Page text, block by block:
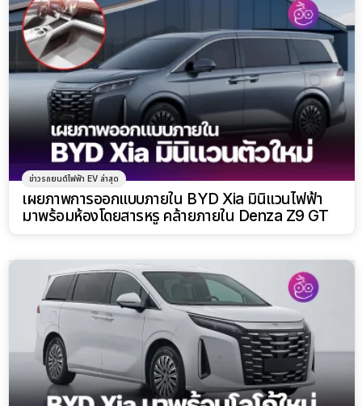
ข่าวรถยนต์ไฟฟ้า EV ล่าสุด
เผยภาพการออกแบบภายใน BYD Xia มินิแวนไฟฟ้า
มาพร้อมห้องโดยสารหรู คล้ายภายใน Denza Z9 GT